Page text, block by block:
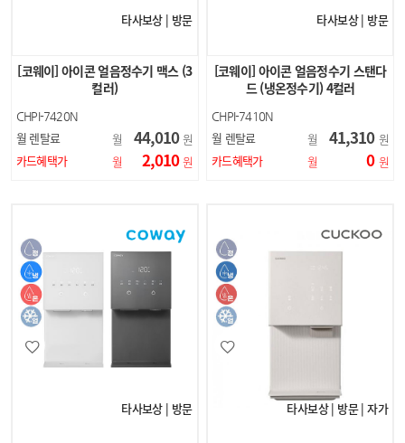
타사보상 | 방문
[코웨이] 아이콘 얼음정수기 맥스 (3
컬러)
CHPI-7420N
월 렌탈료 월 44,010 원
카드혜택가
월 2,010 원
타사보상 | 방문
[코웨이] 아이콘 얼음정수기 스탠다
드 (냉온정수기) 4컬러
CHPI-7410N
월 렌탈료 월 41,310 원
카드혜택가
월 0 원
타사보상 | 방문 타사보상 | 방문 | 자가